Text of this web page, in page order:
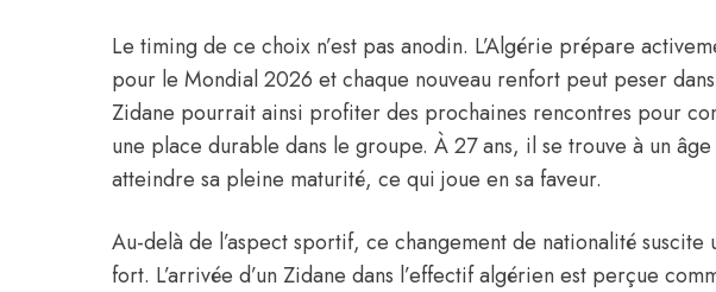
Le timing de ce choix n’est pas anodin. L’Algérie prépare
pour le Mondial 2026 et chaque nouveau renfort peut peser
Zidane pourrait ainsi profiter des prochaines rencontres pour
une place durable dans le groupe. À 27 ans, il se trouve à un
atteindre sa pleine maturité, ce qui joue en sa faveur.
Au-delà de l’aspect sportif, ce changement de nationalité suscite
fort. L’arrivée d’un Zidane dans l’effectif algérien est perçue